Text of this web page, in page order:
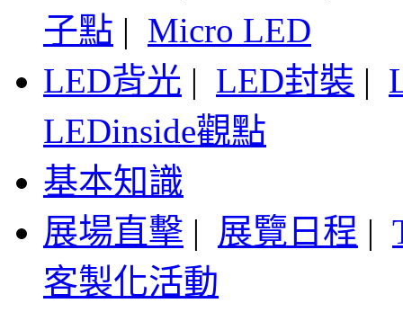
子點 | Micro LED
LED背光 | LED封裝 |
LEDinside觀點
基本知識
展場直擊 | 展覽日程 |
客製化活動